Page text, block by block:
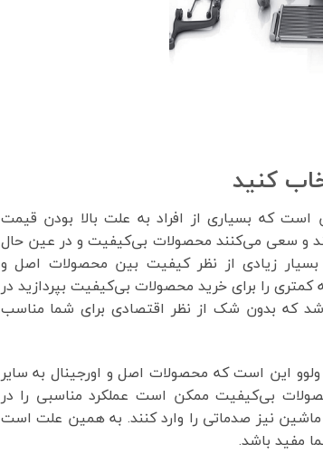
کنید
است که بسیاری از افراد به علت بالا بودن قیمت
و سعی می‌کنند محصولات بی‌کیفیت و در عین حال
بسیار زیادی از نظر کیفیت بین محصولات اصل و
را برای خرید محصولات بی‌کیفیت بپردازید در
شد که بدون شک از نظر اقتصادی برای شما مناسب
این است که محصولات اصل و اورجینال به سایر
بی‌کیفیت ممکن است عملکرد مناسبی را در
نیز صدماتی را وارد کنند. به همین علت است
مفید باشد.